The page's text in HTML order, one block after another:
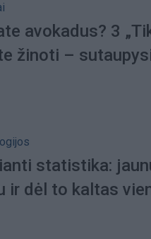
avokadus? 3
žinoti –
statistika:
ir dėl to kaltas